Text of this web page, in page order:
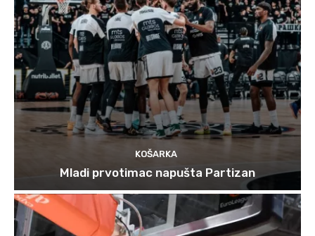
KOŠARKA
Mladi prvotimac napušta Partizan